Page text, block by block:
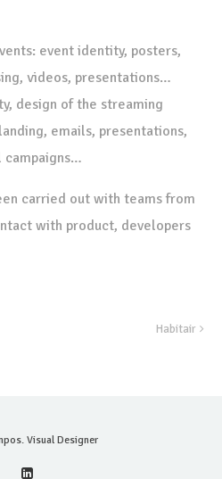
event identity, posters,
videos, presentations…
design of the streaming
emails, presentations,
campaigns…
carried out with teams from
with product, developers
Habitair
Visual Designer